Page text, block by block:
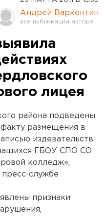
Андрей Варкентин
лицея
района подведены
размещения в
издевательств
ГБОУ СПО СО
колледж»,
службе
признаки